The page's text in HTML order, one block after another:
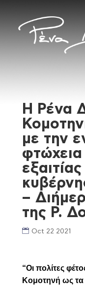
Η Ρένα
με την
φτώχεια
–
της Ρ.
Oct 22 2021
“Οι πολίτες
Κομοτηνή ως τα